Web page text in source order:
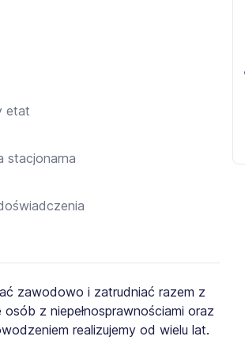
etat
stacjonarna
zawodowo i zatrudniać razem z
z niepełnosprawnościami oraz
realizujemy od wielu lat.